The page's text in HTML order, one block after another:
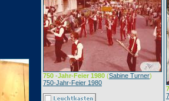
750 -Jahr-Feier 1980 (Sabine Turner)
750-Jahr-Feier 1980